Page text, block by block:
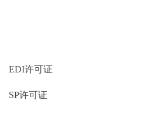
EDI许可证
SP许可证